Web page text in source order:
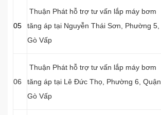
05
Thuận Phát hỗ trợ tư vấn lắp máy bơm
tăng áp tại Nguyễn Thái Sơn, Phường 5,
Gò Vấp
06
Thuận Phát hỗ trợ tư vấn lắp máy bơm
tăng áp tại Lê Đức Thọ, Phường 6, Quận
Gò Vấp